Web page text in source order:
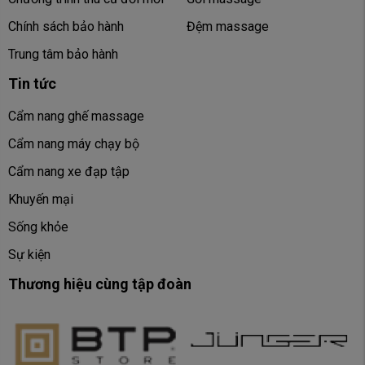
Sau khi AI Body Scan quét cơ thể và con lăn 4D bắt đầu vận
hành, yếu tố quyết định độ sâu và rộng của hành trình
4D được ví như bàn tay chuyên gia, thì khung sườn SL-Track
chính là lộ trình thông minh dẫn dắt đôi tay ấy đi khắp cơ thể.
Chính sách bảo hành
Trung tâm bảo hành
Đệm massage
Tin tức
Cẩm nang ghế massage
Cẩm nang máy chạy bộ
Cẩm nang xe đạp tập
Khuyến mại
Sống khỏe
Sự kiện
Thương hiệu cùng tập đoàn